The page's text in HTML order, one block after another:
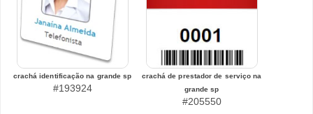
crachá identificação na grande sp
#193924
crachá de prestador de serviço na
grande sp
#205550